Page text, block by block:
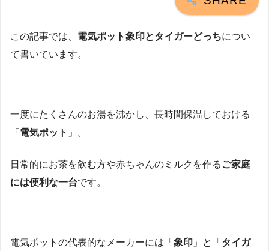
この記事では、 電気ポット象印とタイガーどっちについ
て書いています。
一度にたくさんのお湯を沸かし、長時間保温しておける
「 電気ポット 」。
日常的にお茶を飲む方や赤ちゃんのミルクを作る ご家庭
には便利な一台です。
電気ポットの代表的なメーカーには「 象印 」と「 タイガ